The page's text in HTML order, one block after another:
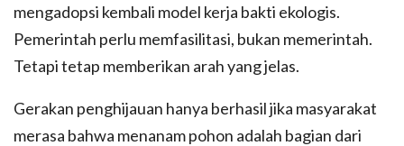
mengadopsi kembali model kerja bakti ekologis.
Pemerintah perlu memfasilitasi, bukan memerintah.
Tetapi tetap memberikan arah yang jelas.
Gerakan penghijauan hanya berhasil jika masyarakat
merasa bahwa menanam pohon adalah bagian dari